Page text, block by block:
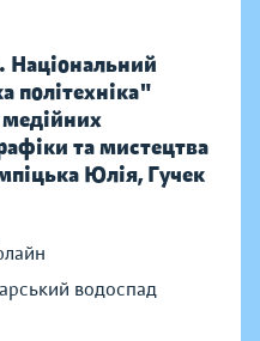
Національний
політехніка"
медійних
та мистецтва
Юлія, Гучек
водоспад